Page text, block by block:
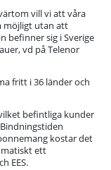
vill vi att våra
möjligt utan att
befinner sig i Sverige
vd på Telenor
fritt i 36 länder och
befintliga kunder
kostar det
ett
EES.